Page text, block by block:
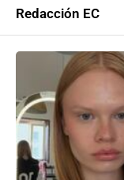
Redacción EC